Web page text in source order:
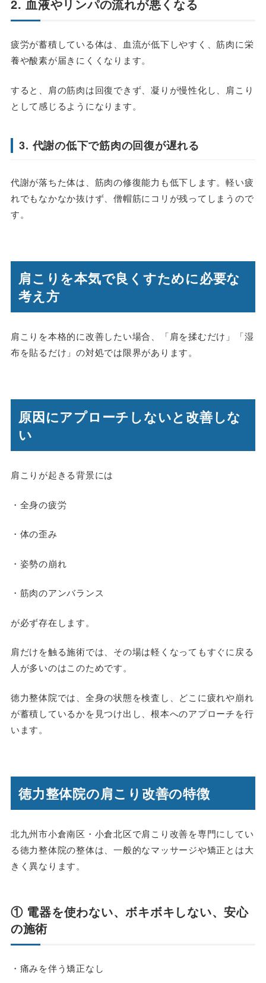
2. 血液やリンパの流れが悪くなる
疲労が蓄積している体は、血流が低下しやすく、筋肉に栄
養や酸素が届きにくくなります。
すると、肩の筋肉は回復できず、凝りが慢性化し、肩こり
として感じるようになります。
3. 代謝の低下で筋肉の回復が遅れる
代謝が落ちた体は、筋肉の修復能力も低下します。軽い疲
れでもなかなか抜けず、僧帽筋にコリが残ってしまうので
す。
肩こりを本気で良くすために必要な
考え方
肩こりを本格的に改善したい場合、「肩を揉むだけ」「湿
布を貼るだけ」の対処では限界があります。
原因にアプローチしないと改善しな
い
肩こりが起きる背景には
・全身の疲労
・体の歪み
・姿勢の崩れ
・筋肉のアンバランス
が必ず存在します。
肩だけを触る施術では、その場は軽くなってもすぐに戻る
人が多いのはこのためです。
徳力整体院では、全身の状態を検査し、どこに疲れや崩れ
が蓄積しているかを見つけ出し、根本へのアプローチを行
います。
徳力整体院の肩こり改善の特徴
北九州市小倉南区・小倉北区で肩こり改善を専門にしてい
る徳力整体院の整体は、一般的なマッサージや矯正とは大
きく異なります。
① 電器を使わない、ボキボキしない、安心
の施術
・痛みを伴う矯正なし